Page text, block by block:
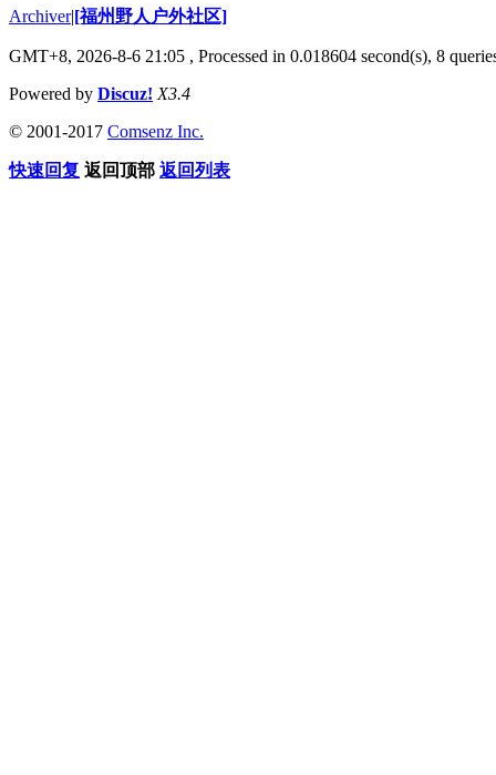
Archiver|[福州野人户外社区]
GMT+8, 2026-8-6 21:05 , Processed in 0.018604 second(s), 8
Powered by Discuz! X3.4
© 2001-2017 Comsenz Inc.
快速回复 返回顶部 返回列表